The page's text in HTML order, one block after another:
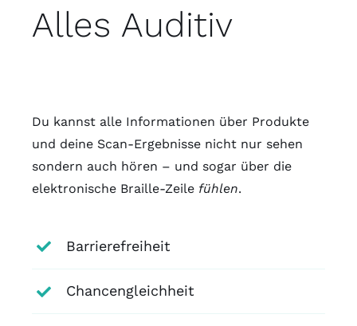
Alles Auditiv
Du kannst alle Informationen über Produkte
und deine Scan-Ergebnisse nicht nur sehen
sondern auch hören – und sogar über die
elektronische Braille-Zeile fühlen.
Barrierefreiheit
Chancengleichheit